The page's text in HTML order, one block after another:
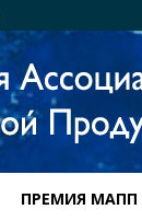
ПРЕМИЯ МАПП